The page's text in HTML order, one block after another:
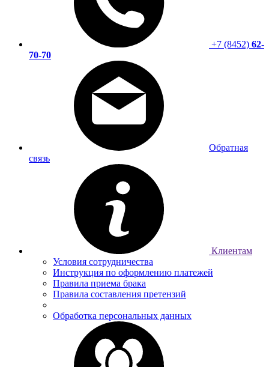
+7 (8452) 62-
70-70
Обратная
связь
Клиентам
Условия сотрудничества
Инструкция по оформлению платежей
Правила приема брака
Правила составления претензий
Обработка персональных данных